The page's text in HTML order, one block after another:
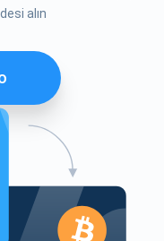
alın